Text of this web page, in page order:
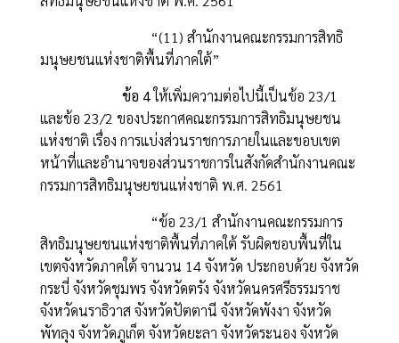
“(11) สำนักงานคณะกรรมการสิทธิ
มนุษยชนแห่งชาติพื้นที่ภาคใต้”
ข้อ 4ให้เพิ่มความต่อไปนี้เป็นข้อ 23/1
และข้อ 23/2 ของประกาศคณะกรรมการสิทธิมนุษยชน
แห่งชาติ เรื่อง การแบ่งส่วนราชการภายในและขอบเขต
หน้าที่และอำนาจของส่วนราชการในสังกัดสำนักงานคณะ
กรรมการสิทธิมนุษยชนแห่งชาติ พ.ศ. 2561
“ข้อ 23/1 สำนักงานคณะกรรมการ
สิทธิมนุษยชนแห่งชาติพื้นที่ภาคใต้ รับผิดชอบพื้นที่ใน
เขตจังหวัดภาคใต้ จานวน 14 จังหวัด ประกอบด้วย จังหวัด
กระบี่ จังหวัดชุมพร จังหวัดตรัง จังหวัดนครศรีธรรมราช
จังหวัดนราธิวาส จังหวัดปัตตานี จังหวัดพังงา จังหวัด
พัทลุง จังหวัดภูเก็ต จังหวัดยะลา จังหวัดระนอง จังหวัด